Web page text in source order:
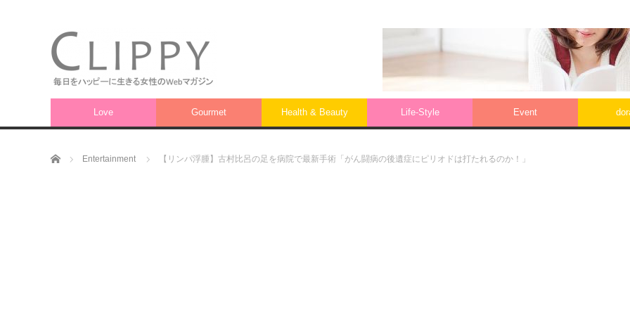
Love Gourmet Health & Beauty Life‐Style Event
ホーム Entertainment 【リンパ浮腫】古村比呂の足を病院で最新手術「がん闘病の後遺症にピリオドは打たれるのか！」